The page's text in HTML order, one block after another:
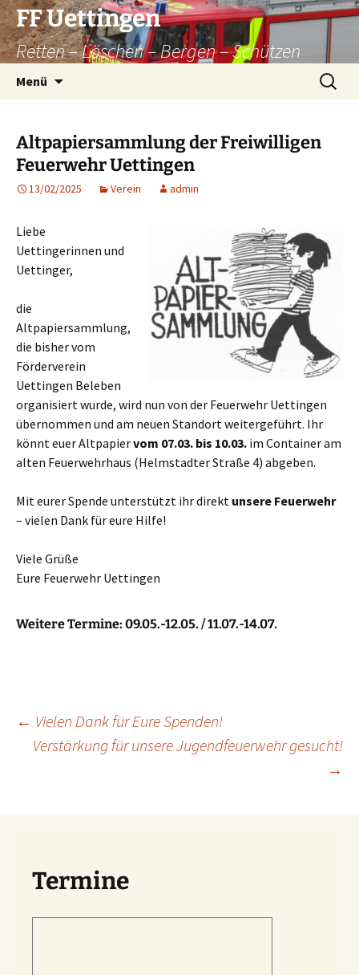
Zum
Inhalt
springen
FF Uettingen
Retten – Löschen – Bergen – Schützen
Menü
Suchen
nach:
Altpapiersammlung der Freiwilligen
Feuerwehr Uettingen
13/02/2025 Verein admin
Liebe
Uettingerinnen und
Uettinger,
die
Altpapiersammlung,
die bisher vom
Förderverein
Uettingen Beleben
organisiert wurde, wird nun von der Feuerwehr Uettingen
übernommen und am neuen Standort weitergeführt. Ihr
könnt euer Altpapiervom 07.03. bis 10.03. im Container am
alten Feuerwehrhaus (Helmstadter Straße 4) abgeben.
Mit eurer Spende unterstützt ihr direkt unsere Feuerwehr
– vielen Dank für eure Hilfe!
Viele Grüße
Eure Feuerwehr Uettingen
Weitere Termine: 09.05.-12.05. /11.07.-14.07.
Beitragsnavigation
← Vielen Dank für Eure Spenden!
Verstärkung für unsere Jugendfeuerwehr gesucht!
→
Termine